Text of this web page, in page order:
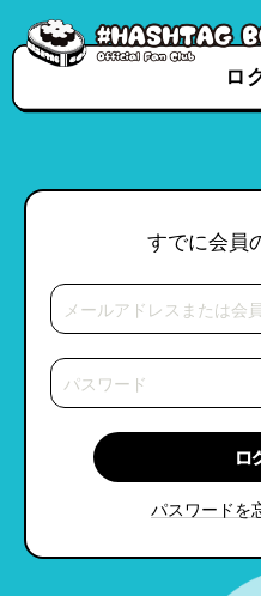
ロ
すでに会員
パスワードを